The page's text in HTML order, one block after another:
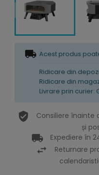
Acest produs
Ridicare din
Ridicare din
Livrare prin curier:
Consiliere înainte
și
Expediere în
Returnare